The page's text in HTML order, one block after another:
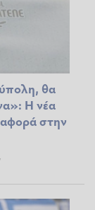
θα
Η νέα
στην